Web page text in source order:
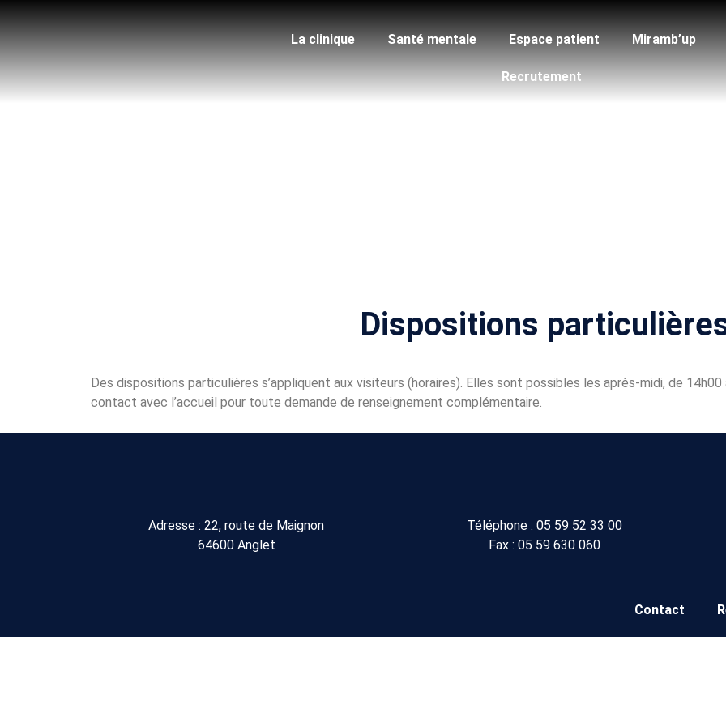
La clinique Santé mentale Espace patient Miramb’up
Recrutement
Dispositions
Des dispositions particulières s’appliquent aux visiteurs (horaires). Elles sont possibles les après-midi, de
contact avec l’accueil pour toute demande de renseignement complémentaire.
Adresse : 22, route de Maignon
64600 Anglet
Téléphone : 05 59 52 33 00
Fax : 05 59 630 060
Contact